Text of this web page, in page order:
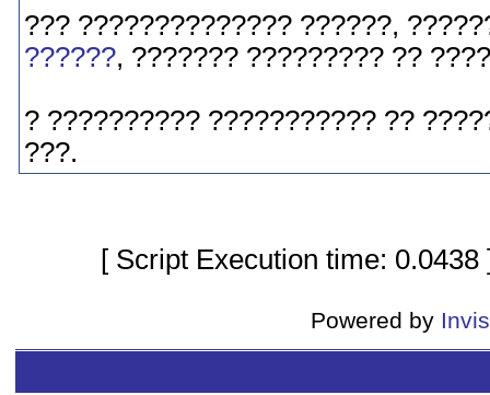
??? ?????????????? ??????,
??????, ??????? ????????? ??
? ?????????? ??????????? ??
???.
[ Script Execution time:
Powered by